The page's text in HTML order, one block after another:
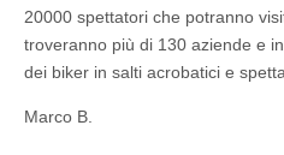
20000 spettatori che potranno
troveranno più di 130 aziende e
dei biker in salti acrobatici e
Marco B.